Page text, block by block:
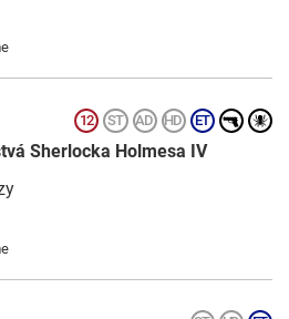
Sherlocka Holmesa IV